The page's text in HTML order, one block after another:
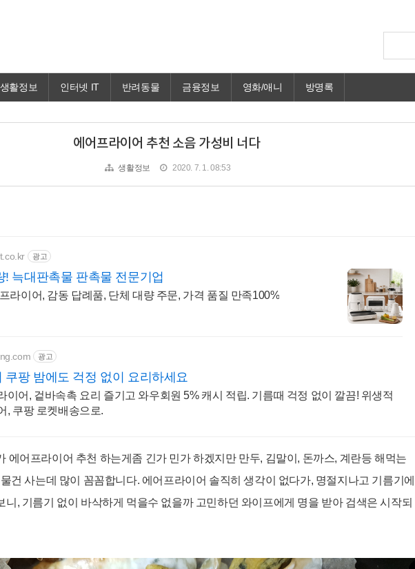
생활정보 인터넷 IT 반려동물 금융정보 영화/애니 방명록
에어프라이어 추천 소음 가성비 너다
생활정보 2020. 7. 1. 08:53
광고
! 늑대판촉물 판촉물 전문기업
라이어, 감동 답례품, 단체 대량 주문, 가격 품질 만족100%
광고
쿠팡 밤에도 걱정 없이 요리하세요
이어, 겉바속촉 요리 즐기고 와우회원 5% 캐시 적립. 기름때 걱정 없이 깔끔! 위생적
, 쿠팡 로켓배송으로.
에어프라이어 추천 하는게좀 긴가 민가 하겠지만 만두, 김말이, 돈까스, 계란등 해먹는
건 사는데 많이 꼼꼼합니다. 에어프라이어 솔직히 생각이 없다가, 명절지나고 기름기에
니, 기름기 없이 바삭하게 먹을수 없을까 고민하던 와이프에게 명을 받아 검색은 시작되